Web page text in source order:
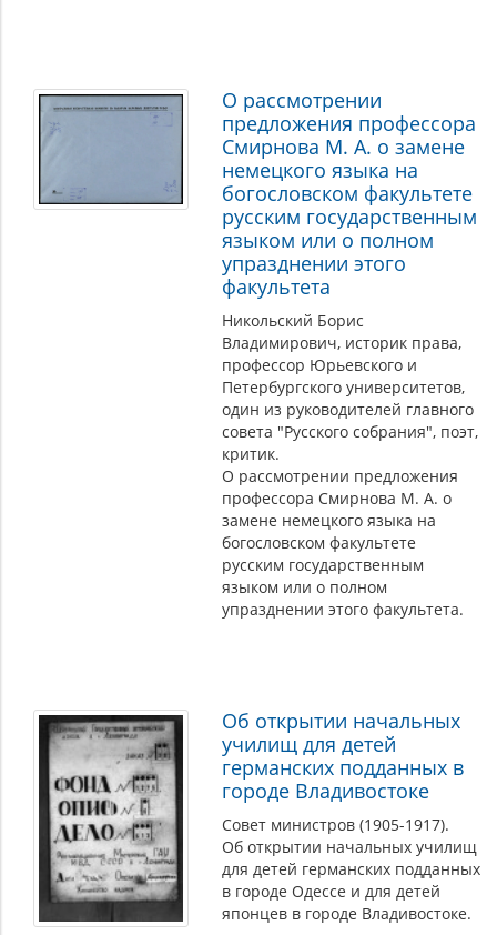
О рассмотрении
предложения профессора
Смирнова М. А. о замене
немецкого языка на
богословском факультете
русским государственным
языком или о полном
упразднении этого
факультета
Никольский Борис
Владимирович, историк права,
профессор Юрьевского и
Петербургского университетов,
один из руководителей главного
совета "Русского собрания", поэт,
критик.
О рассмотрении предложения
профессора Смирнова М. А. о
замене немецкого языка на
богословском факультете
русским государственным
языком или о полном
упразднении этого факультета.
Об открытии начальных
училищ для детей
германских подданных в
городе Владивостоке
Совет министров (1905-1917).
Об открытии начальных училищ
для детей германских подданных
в городе Одессе и для детей
японцев в городе Владивостоке.